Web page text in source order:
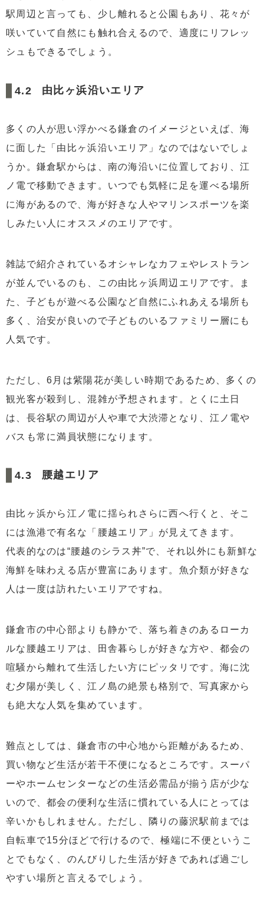
駅周辺と言っても、少し離れると公園もあり、花々が
咲いていて自然にも触れ合えるので、適度にリフレッ
シュもできるでしょう。
由比ヶ浜沿いエリア
多くの人が思い浮かべる鎌倉のイメージといえば、海
に面した「由比ヶ浜沿いエリア」なのではないでしょ
うか。鎌倉駅からは、南の海沿いに位置しており、江
ノ電で移動できます。いつでも気軽に足を運べる場所
に海があるので、海が好きな人やマリンスポーツを楽
しみたい人にオススメのエリアです。
雑誌で紹介されているオシャレなカフェやレストラン
が並んでいるのも、この由比ヶ浜周辺エリアです。ま
た、子どもが遊べる公園など自然にふれあえる場所も
多く、治安が良いので子どものいるファミリー層にも
人気です。
ただし、6月は紫陽花が美しい時期であるため、多くの
観光客が殺到し、混雑が予想されます。とくに土日
は、長谷駅の周辺が人や車で大渋滞となり、江ノ電や
バスも常に満員状態になります。
腰越エリア
由比ヶ浜から江ノ電に揺られさらに西へ行くと、そこ
には漁港で有名な「腰越エリア」が見えてきます。
代表的なのは“腰越のシラス丼”で、それ以外にも新鮮な
海鮮を味わえる店が豊富にあります。魚介類が好きな
人は一度は訪れたいエリアですね。
鎌倉市の中心部よりも静かで、落ち着きのあるローカ
ルな腰越エリアは、田舎暮らしが好きな方や、都会の
喧騒から離れて生活したい方にピッタリです。海に沈
む夕陽が美しく、江ノ島の絶景も格別で、写真家から
も絶大な人気を集めています。
難点としては、鎌倉市の中心地から距離があるため、
買い物など生活が若干不便になるところです。スーパ
ーやホームセンターなどの生活必需品が揃う店が少な
いので、都会の便利な生活に慣れている人にとっては
辛いかもしれません。ただし、隣りの藤沢駅前までは
自転車で15分ほどで行けるので、極端に不便というこ
とでもなく、のんびりした生活が好きであれば過ごし
やすい場所と言えるでしょう。